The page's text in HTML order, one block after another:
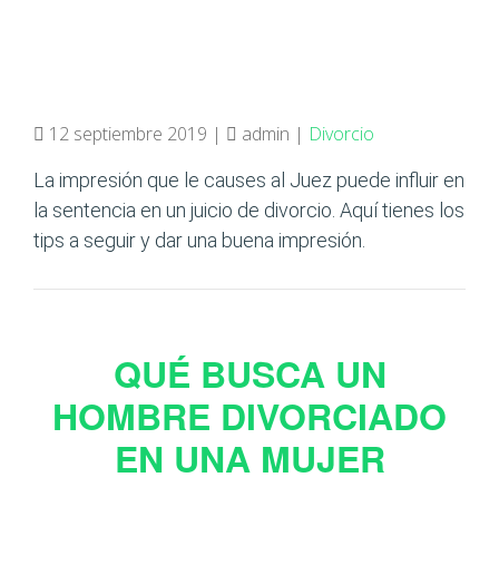
12 septiembre 2019 | admin | Divorcio
La impresión que le causes al Juez puede influir en
la sentencia en un juicio de divorcio. Aquí tienes los
tips a seguir y dar una buena impresión.
QUÉ BUSCA UN
HOMBRE DIVORCIADO
EN UNA MUJER